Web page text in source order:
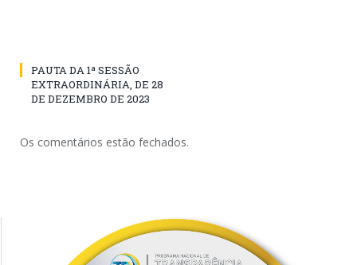
PAUTA DA 1ª SESSÃO
EXTRAORDINÁRIA, DE 28
DE DEZEMBRO DE 2023
Os comentários estão fechados.